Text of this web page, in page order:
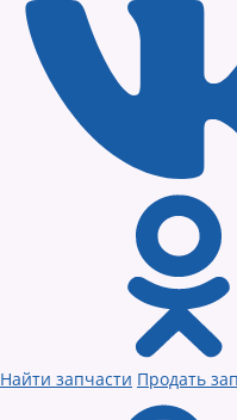
Найти запчасти Продать